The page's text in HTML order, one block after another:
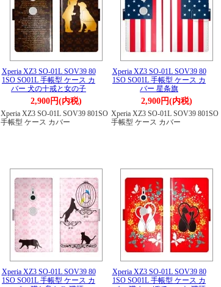
Xperia XZ3 SO-01L SOV39 80
1SO SO01L 手帳型 ケース カ
バー 犬の十戒と女の子
2,900円(内税)
Xperia XZ3 SO-01L SOV39 801SO
手帳型 ケース カバー
Xperia XZ3 SO-01L SOV39 80
1SO SO01L 手帳型 ケース カ
バー 星条旗
2,900円(内税)
Xperia XZ3 SO-01L SOV39 801SO
手帳型 ケース カバー
Xperia XZ3 SO-01L SOV39 80
1SO SO01L 手帳型 ケース カ
Xperia XZ3 SO-01L SOV39 80
1SO SO01L 手帳型 ケース カ